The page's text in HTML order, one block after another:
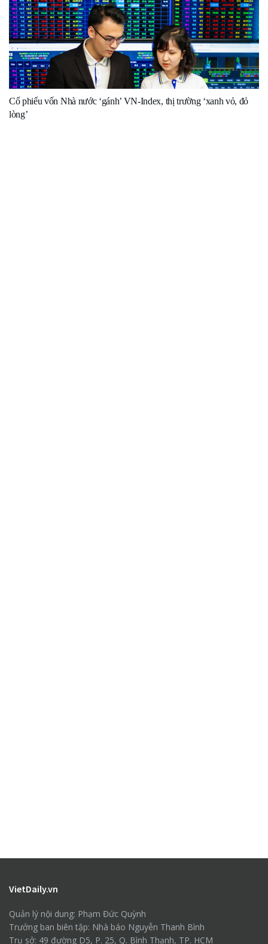
Cổ phiếu vốn Nhà nước ‘gánh’ VN-Index, thị trường ‘xanh vỏ, đỏ
lòng’
VietDaily.vn
Quản lý nội dung: Phạm Đức Quỳnh
Trưởng ban biên tập: Nhà báo Nguyễn Thanh Bình
Trụ sở: 49 đường D5, P. 25, Q. Bình Thạnh, TP. HCM